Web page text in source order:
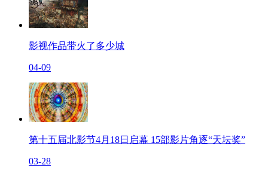
影视作品带火了多少城
04-09
第十五届北影节4月18日启幕 15部影片角逐“天坛奖”
03-28